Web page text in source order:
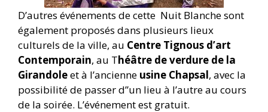
D’autres événements de cette Nuit Blanche sont
également proposés dans plusieurs lieux
culturels de la ville, au Centre Tignous d’art
Contemporain, au Théâtre de verdure de la
Girandoleet à l’ancienne usine Chapsal, avec la
possibilité de passer d”un lieu à l’autre au cours
de la soirée. L’événement est gratuit.